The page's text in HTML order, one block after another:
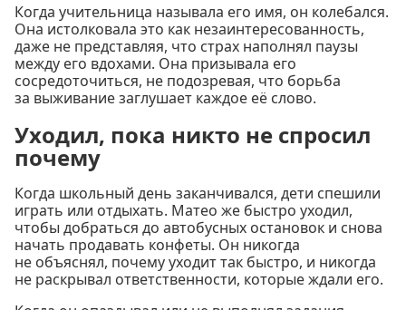
Когда учительница называла его имя, он колебался.
Она истолковала это как незаинтересованность,
даже не представляя, что страх наполнял паузы
между его вдохами. Она призывала его
сосредоточиться, не подозревая, что борьба
за выживание заглушает каждое её слово.
Уходил, пока никто не спросил
почему
Когда школьный день заканчивался, дети спешили
играть или отдыхать. Матео же быстро уходил,
чтобы добраться до автобусных остановок и снова
начать продавать конфеты. Он никогда
не объяснял, почему уходит так быстро, и никогда
не раскрывал ответственности, которые ждали его.